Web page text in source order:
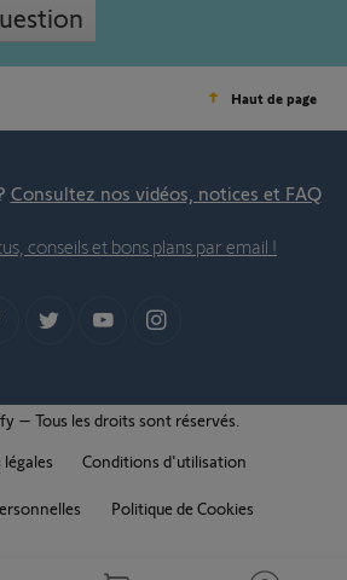
Haut de page
Consultez nos vidéos, notices et FAQ
conseils et bons plans par email !
– Tous les droits sont réservés.
Conditions d'utilisation
Politique de Cookies